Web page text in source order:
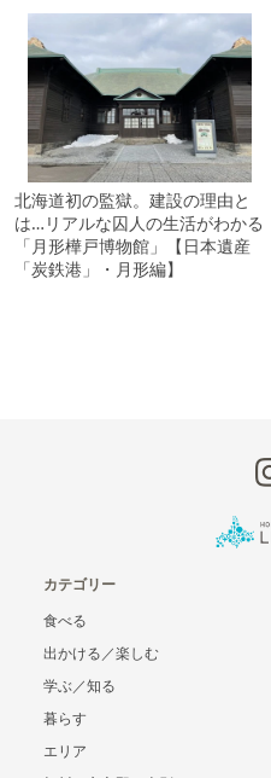
北海道初の監獄。建設の理由と
は…リアルな囚人の生活がわかる
「月形樺戸博物館」【日本遺産
「炭鉄港」・月形編】
カテゴリー
食べる
出かける／楽しむ
学ぶ／知る
暮らす
エリア